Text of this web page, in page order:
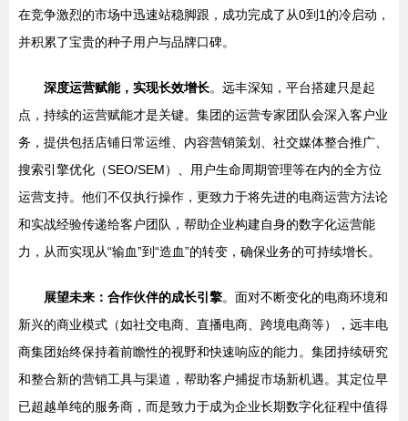
在竞争激烈的市场中迅速站稳脚跟，成功完成了从0到1的冷启动，
并积累了宝贵的种子用户与品牌口碑。
深度运营赋能，实现长效增长。远丰深知，平台搭建只是起
点，持续的运营赋能才是关键。集团的运营专家团队会深入客户业
务，提供包括店铺日常运维、内容营销策划、社交媒体整合推广、
搜索引擎优化（SEO/SEM）、用户生命周期管理等在内的全方位
运营支持。他们不仅执行操作，更致力于将先进的电商运营方法论
和实战经验传递给客户团队，帮助企业构建自身的数字化运营能
力，从而实现从“输血”到“造血”的转变，确保业务的可持续增长。
展望未来：合作伙伴的成长引擎。面对不断变化的电商环境和
新兴的商业模式（如社交电商、直播电商、跨境电商等），远丰电
商集团始终保持着前瞻性的视野和快速响应的能力。集团持续研究
和整合新的营销工具与渠道，帮助客户捕捉市场新机遇。其定位早
已超越单纯的服务商，而是致力于成为企业长期数字化征程中值得